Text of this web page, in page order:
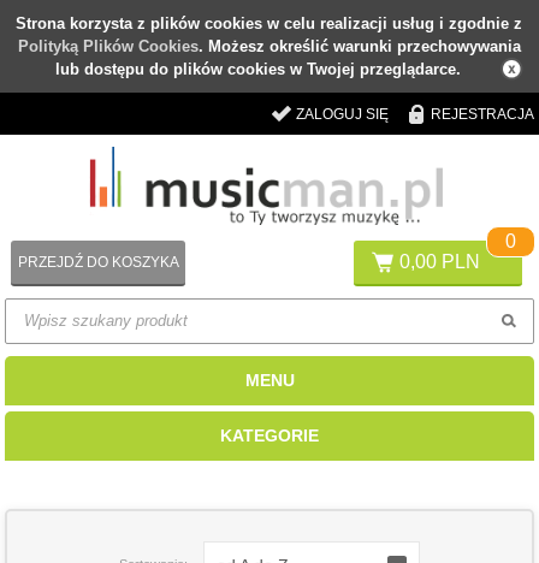
Strona korzysta z plików cookies w celu realizacji usług i zgodnie z
Polityką Plików Cookies. Możesz określić warunki przechowywania
lub dostępu do plików cookies w Twojej przeglądarce.
ZALOGUJ SIĘ REJESTRACJA
0,00 PLN
0
PRZEJDŹ DO KOSZYKA
MENU
KATEGORIE